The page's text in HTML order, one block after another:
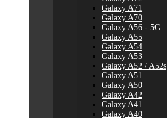
Galaxy A71
Galaxy A70
Galaxy A56 - 5G
Galaxy A55
Galaxy A54
Galaxy A53
Galaxy A52 / A52s
Galaxy A51
Galaxy A50
Galaxy A42
Galaxy A41
Galaxy A40